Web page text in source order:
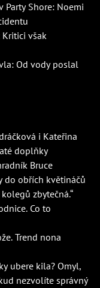
Shore: Noemi
Kritici však
Od vody poslal
i Kateřina
doplňky
Bruce
do obřích květináčů
zbytečná.“
Co to
Trend nona
ubere kila? Omyl,
nezvolíte správný